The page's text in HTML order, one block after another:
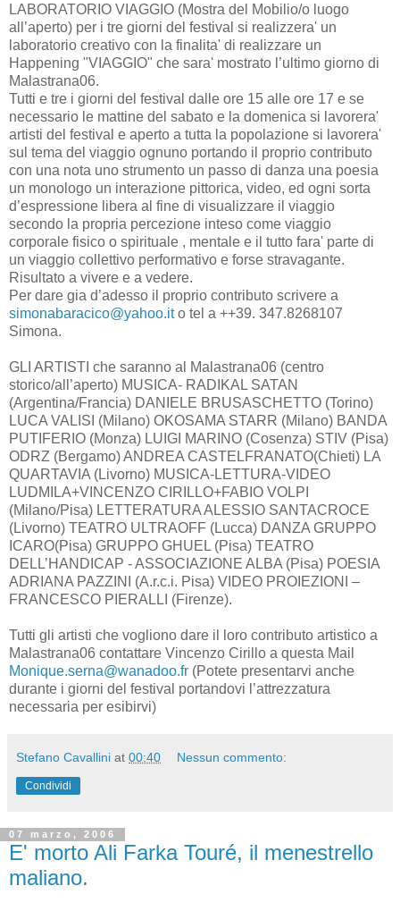
LABORATORIO VIAGGIO (Mostra del Mobilio/o luogo
all’aperto) per i tre giorni del festival si realizzera' un
laboratorio creativo con la finalita' di realizzare un
Happening "VIAGGIO" che sara' mostrato l’ultimo giorno di
Malastrana06.
Tutti e tre i giorni del festival dalle ore 15 alle ore 17 e se
necessario le mattine del sabato e la domenica si lavorera'
artisti del festival e aperto a tutta la popolazione si lavorera'
sul tema del viaggio ognuno portando il proprio contributo
con una nota uno strumento un passo di danza una poesia
un monologo un interazione pittorica, video, ed ogni sorta
d’espressione libera al fine di visualizzare il viaggio
secondo la propria percezione inteso come viaggio
corporale fisico o spirituale , mentale e il tutto fara' parte di
un viaggio collettivo performativo e forse stravagante.
Risultato a vivere e a vedere.
Per dare gia d’adesso il proprio contributo scrivere a
simonabaracico@yahoo.ito tel a ++39. 347.8268107
Simona.
GLI ARTISTI che saranno al Malastrana06 (centro
storico/all’aperto) MUSICA- RADIKAL SATAN
(Argentina/Francia) DANIELE BRUSASCHETTO (Torino)
LUCA VALISI (Milano) OKOSAMA STARR (Milano) BANDA
PUTIFERIO (Monza) LUIGI MARINO (Cosenza) STIV (Pisa)
ODRZ (Bergamo) ANDREA CASTELFRANATO(Chieti) LA
QUARTAVIA (Livorno) MUSICA-LETTURA-VIDEO
LUDMILA+VINCENZO CIRILLO+FABIO VOLPI
(Milano/Pisa) LETTERATURA ALESSIO SANTACROCE
(Livorno) TEATRO ULTRAOFF (Lucca) DANZA GRUPPO
ICARO(Pisa) GRUPPO GHUEL (Pisa) TEATRO
DELL’HANDICAP - ASSOCIAZIONE ALBA (Pisa) POESIA
ADRIANA PAZZINI (A.r.c.i. Pisa) VIDEO PROIEZIONI –
FRANCESCO PIERALLI (Firenze).
Tutti gli artisti che vogliono dare il loro contributo artistico a
Malastrana06 contattare Vincenzo Cirillo a questa Mail
Monique.serna@wanadoo.fr (Potete presentarvi anche
durante i giorni del festival portandovi l’attrezzatura
necessaria per esibirvi)
Stefano Cavallini at 00:40 Nessun commento:
Condividi
07 marzo, 2006
E' morto Ali Farka Touré, il menestrello
maliano.